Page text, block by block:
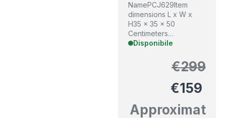
NamePCJ629Item
dimensions L x W x
H35 x 35 x 50
Centimeters…
Disponibile
€299
€159
Approximat